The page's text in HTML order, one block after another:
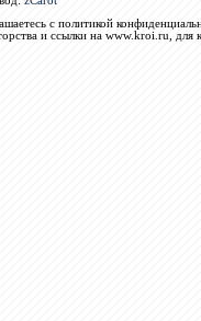
с политикой
и ссылки на www.kroi.ru, для